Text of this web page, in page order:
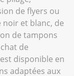
de flyers ou
et blanc, de
de tampons
de
disponible en
adaptées aux